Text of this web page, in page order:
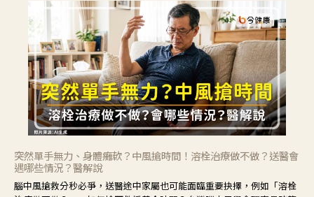
突然單手無力、身體癱軟？中風搶時間！溶栓治療做不做？送醫會
遇哪些情況？醫解說
腦中風搶救分秒必爭，送醫途中家屬也可能面臨重要抉擇，例如「溶栓